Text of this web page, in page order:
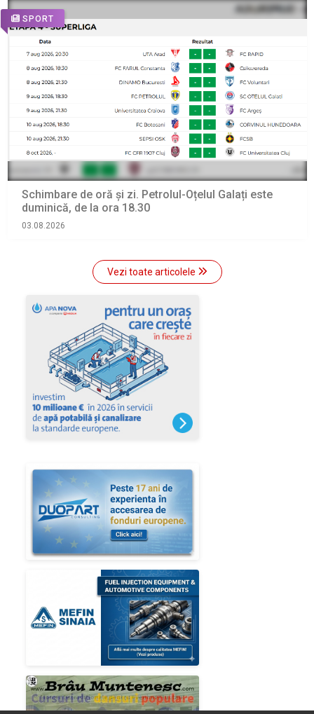
SPORT
Schimbare de oră și zi. Petrolul-Oțelul Galați este
duminică, de la ora 18.30
03.08.2026
Vezi toate articolele